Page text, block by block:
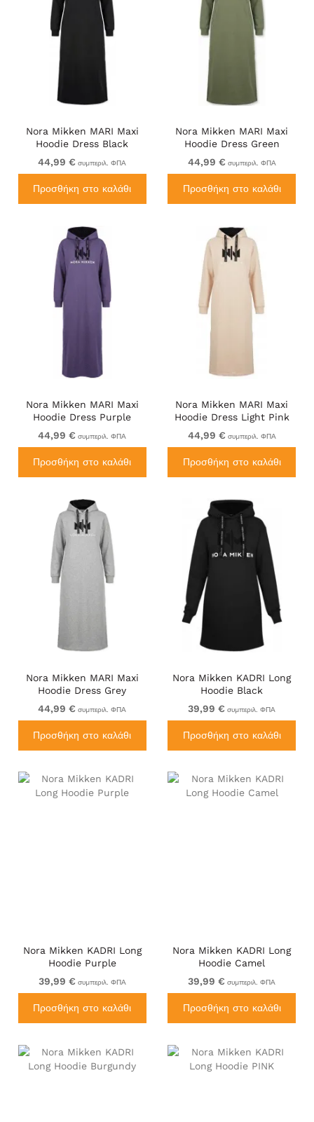
Nora Mikken MARI Maxi
Hoodie Dress Black
44,99 € συμπεριλ. ΦΠΑ
Προσθήκη στο καλάθι
Nora Mikken MARI Maxi
Hoodie Dress Green
44,99 € συμπεριλ. ΦΠΑ
Προσθήκη στο καλάθι
Nora Mikken MARI Maxi
Hoodie Dress Purple
44,99 € συμπεριλ. ΦΠΑ
Προσθήκη στο καλάθι
Nora Mikken MARI Maxi
Hoodie Dress Light Pink
44,99 € συμπεριλ. ΦΠΑ
Προσθήκη στο καλάθι
Nora Mikken MARI Maxi
Hoodie Dress Grey
44,99 € συμπεριλ. ΦΠΑ
Προσθήκη στο καλάθι
Nora Mikken KADRI Long
Hoodie Black
39,99 € συμπεριλ. ΦΠΑ
Προσθήκη στο καλάθι
Nora Mikken KADRI Long
Hoodie Purple
39,99 € συμπεριλ. ΦΠΑ
Προσθήκη στο καλάθι
Nora Mikken KADRI Long
Hoodie Camel
39,99 € συμπεριλ. ΦΠΑ
Προσθήκη στο καλάθι